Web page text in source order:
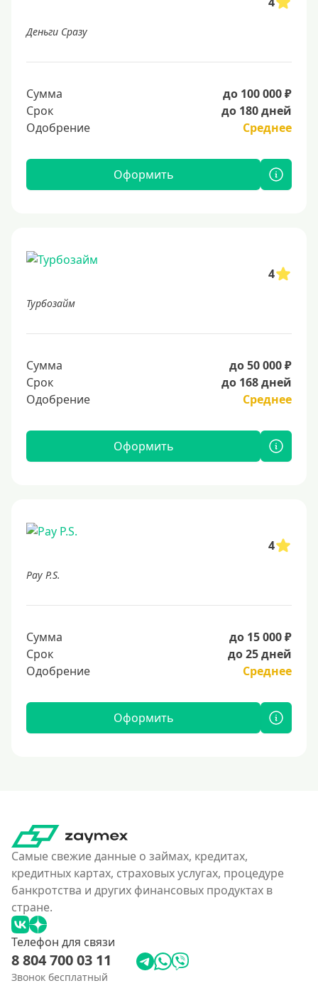
Деньги Сразу
Сумма
до 100 000 ₽
Срок
до 180 дней
Одобрение
Среднее
Оформить
4
Турбозайм
Сумма
до 50 000 ₽
Срок
до 168 дней
Одобрение
Среднее
Оформить
4
Pay P.S.
Сумма
до 15 000 ₽
Срок
до 25 дней
Одобрение
Среднее
Оформить
Самые свежие данные о займах, кредитах,
кредитных картах, страховых услугах, процедуре
банкротства и других финансовых продуктах в
стране.
Телефон для связи
8 804 700 03 11
Звонок бесплатный